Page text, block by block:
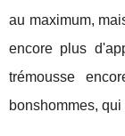
au maximum,
encore plus
trémousse
bonshommes,